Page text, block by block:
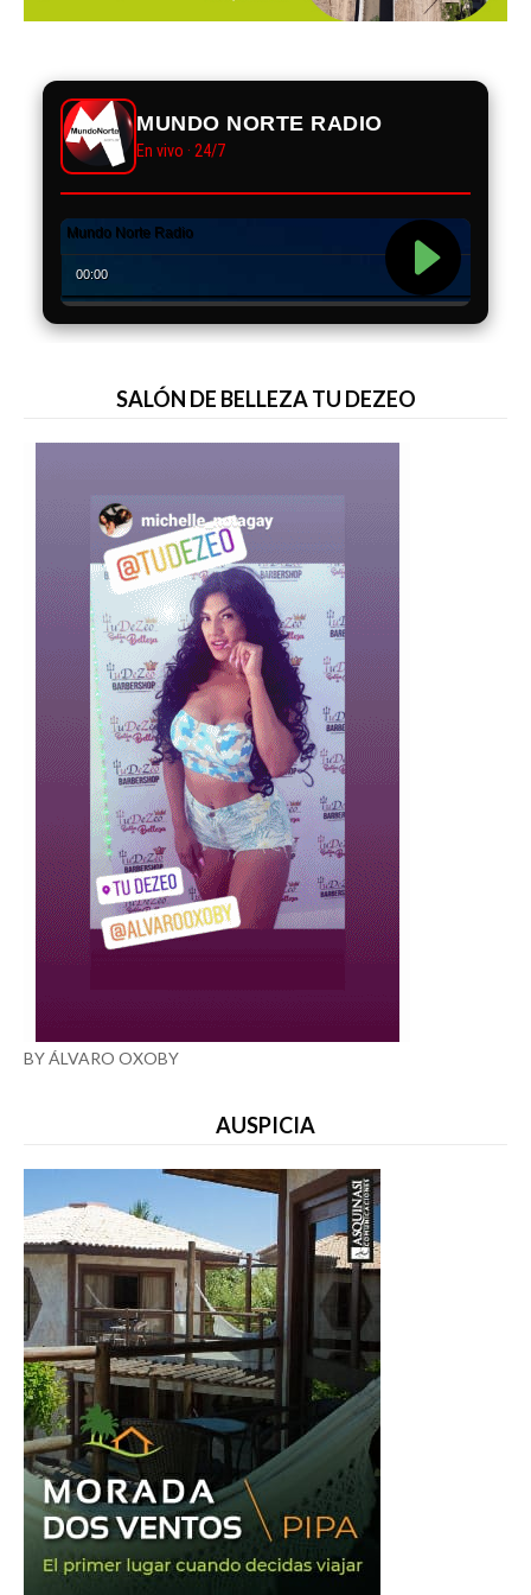
MUNDO NORTE RADIO
En vivo · 24/7
SALÓN DE BELLEZA TU DEZEO
BY ÁLVARO OXOBY
AUSPICIA